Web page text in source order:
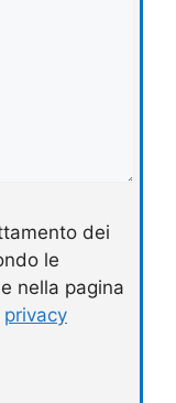
dei
le
nella pagina
privacy